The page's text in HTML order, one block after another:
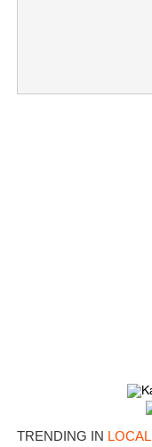
TRENDING IN LOCAL